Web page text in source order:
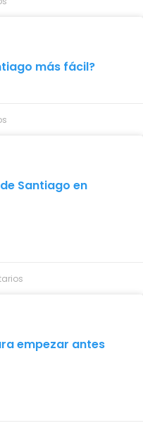
más fácil?
Santiago en
empezar antes